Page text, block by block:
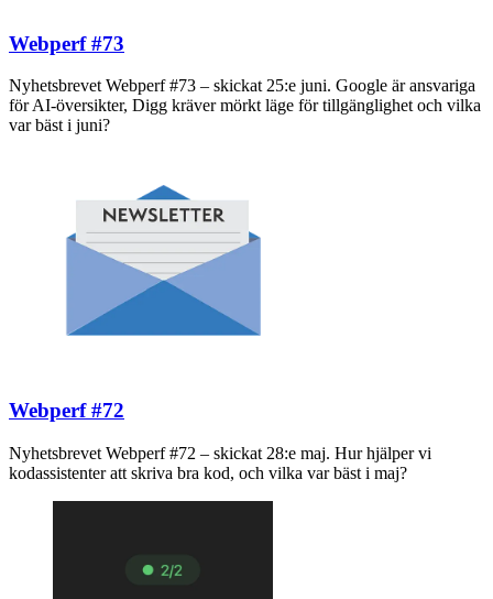
Webperf #73
Nyhetsbrevet Webperf #73 – skickat 25:e juni. Google är ansvariga
för AI-översikter, Digg kräver mörkt läge för tillgänglighet och vilka
var bäst i juni?
Webperf #72
Nyhetsbrevet Webperf #72 – skickat 28:e maj. Hur hjälper vi
kodassistenter att skriva bra kod, och vilka var bäst i maj?